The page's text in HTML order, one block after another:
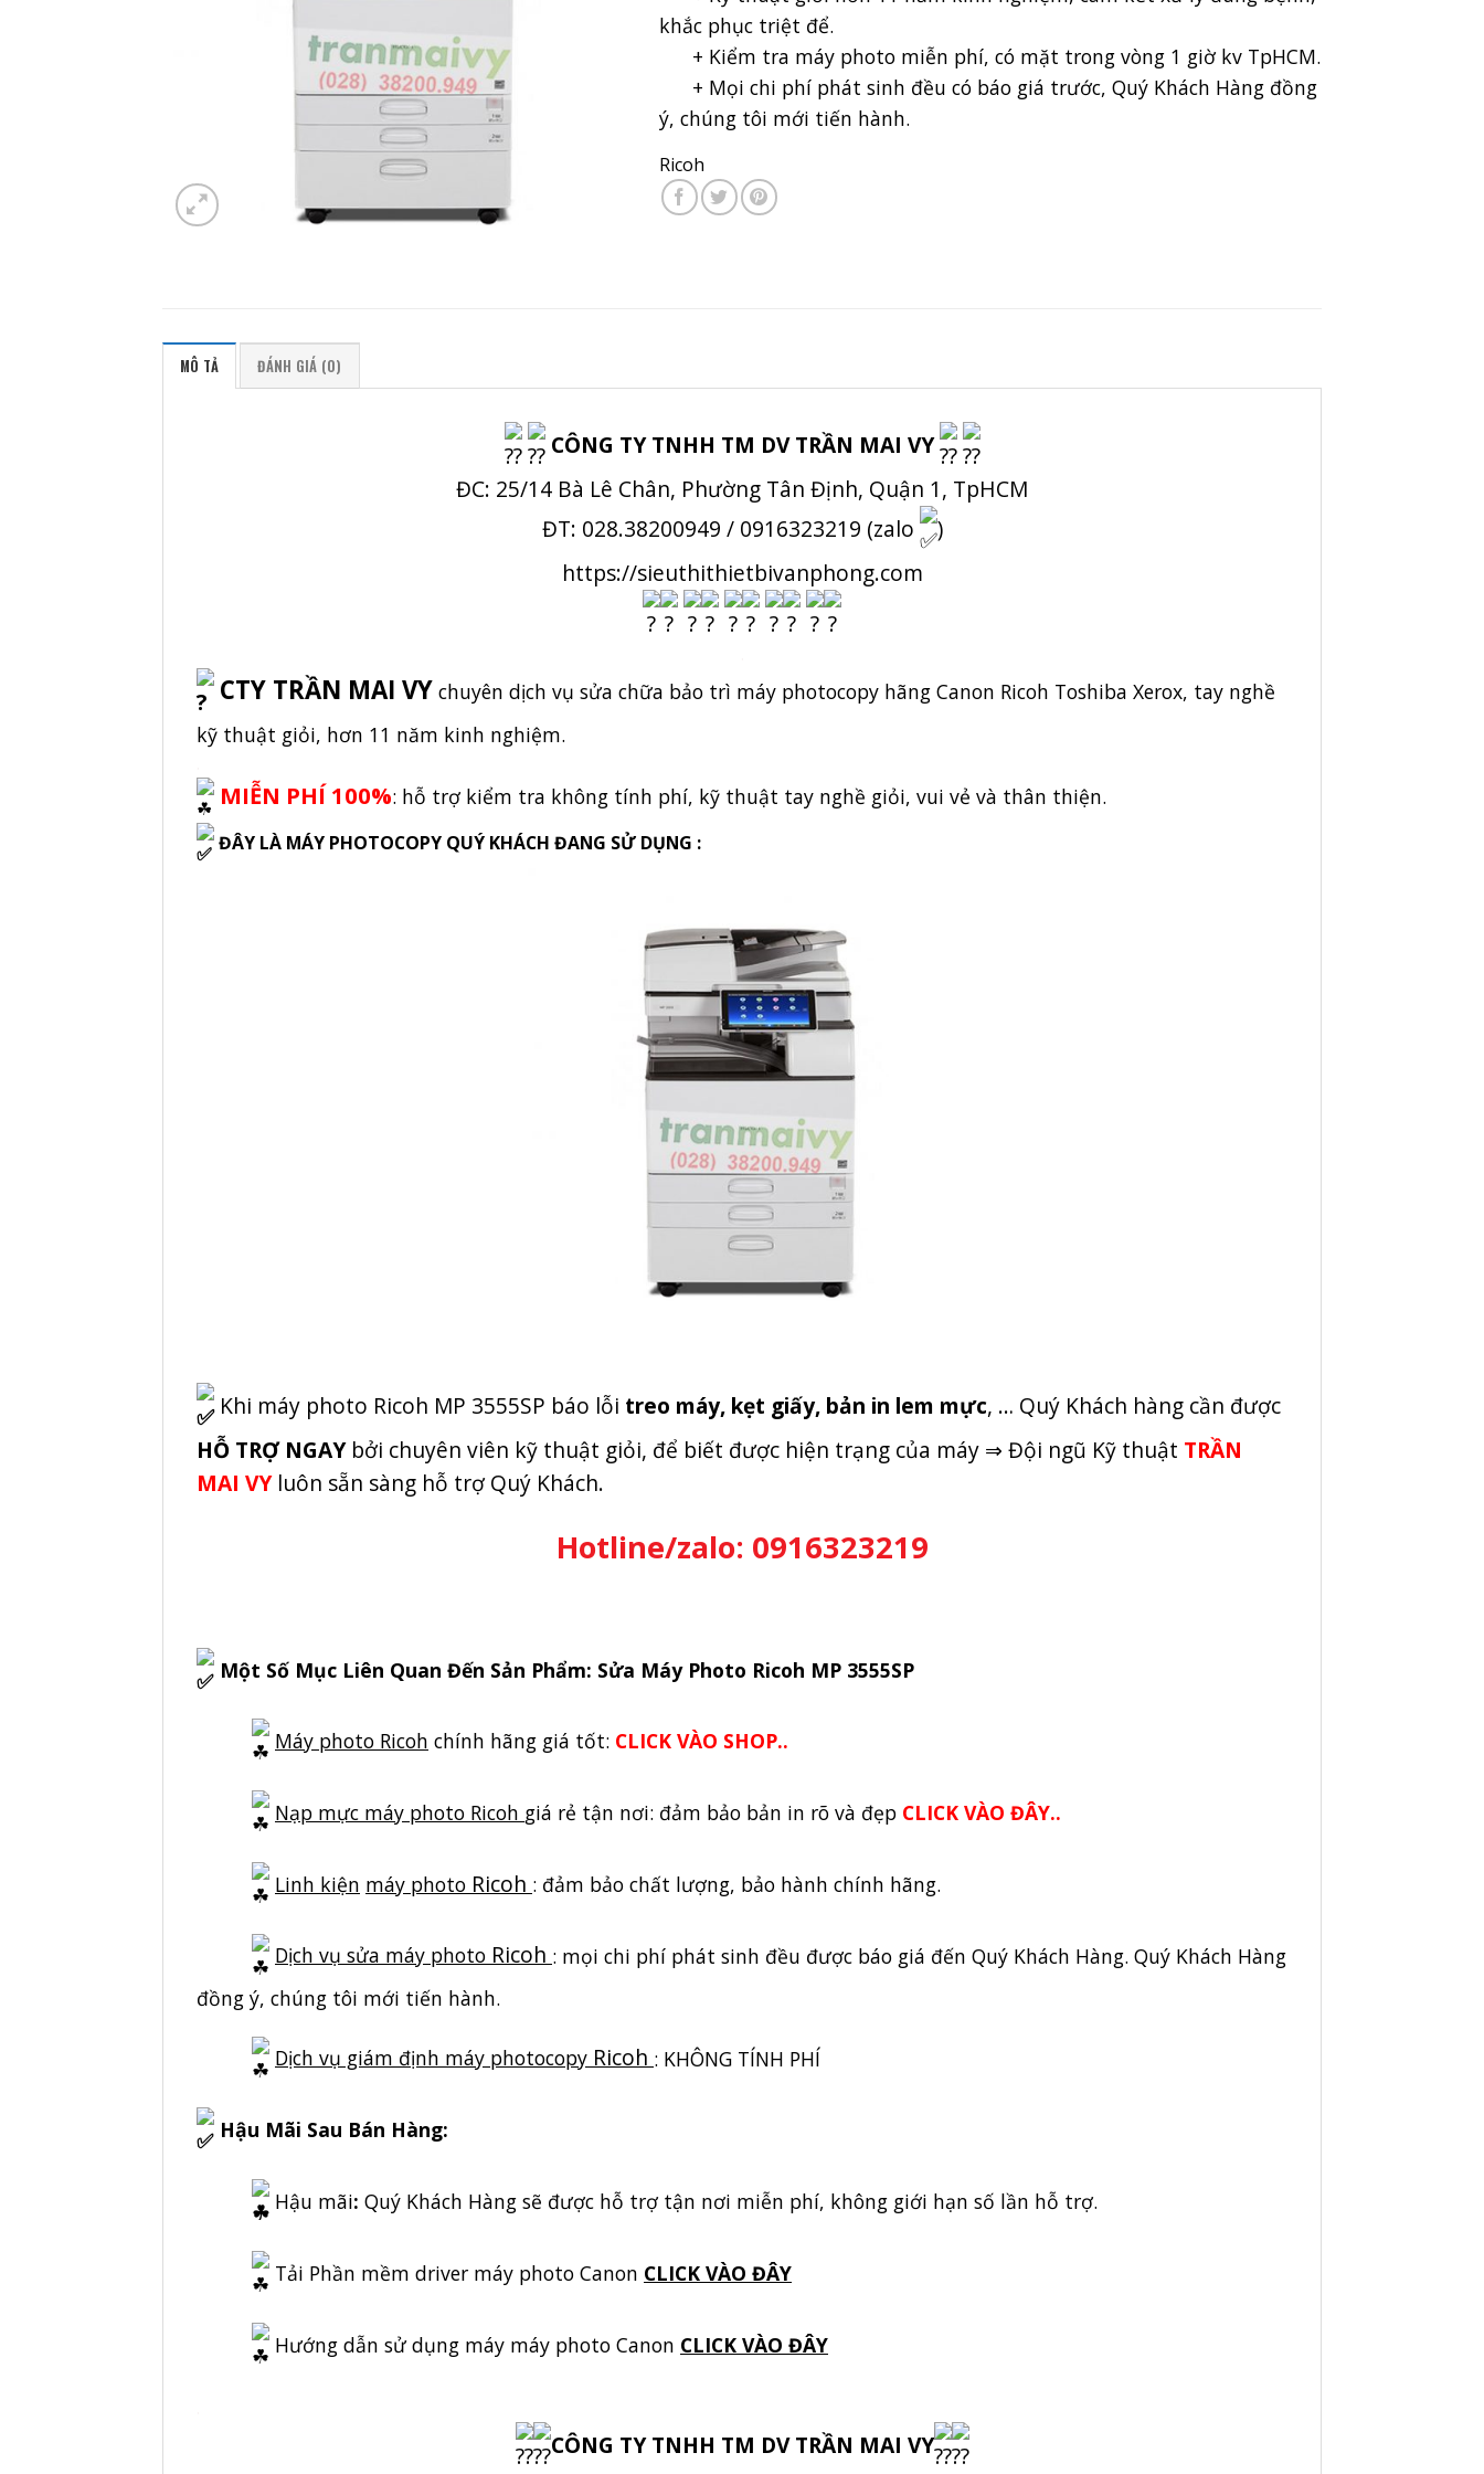
khắc phục triệt để.
+ Kiểm tra máy photo miễn phí, có mặt trong vòng 1 giờ kv TpHCM.
+ Mọi chi phí phát sinh đều có báo giá trước, Quý Khách Hàng đồng
ý, chúng tôi mới tiến hành.
Ricoh
MÔ TẢ ĐÁNH GIÁ (0)
CÔNG TY TNHH TM DV TRẦN MAI VY
ĐC: 25/14 Bà Lê Chân, Phường Tân Định, Quận 1, TpHCM
ĐT: 028.38200949 / 0916323219 (zalo
)
https://sieuthithietbivanphong.com
CTY TRẦN MAI VY chuyên dịch vụ sửa chữa bảo trì máy photocopy hãng Canon Ricoh Toshiba Xerox, tay nghề
kỹ thuật giỏi, hơn 11 năm kinh nghiệm.
MIỄN PHÍ 100%: hỗ trợ kiểm tra không tính phí, kỹ thuật tay nghề giỏi, vui vẻ và thân thiện.
ĐÂY LÀ MÁY PHOTOCOPY QUÝ KHÁCH ĐANG SỬ DỤNG :
Khi máy photo Ricoh MP 3555SP báo lỗi treo máy, kẹt giấy, bản in lem mực, … Quý Khách hàng cần được
HỖ TRỢ NGAYbởi chuyên viên kỹ thuật giỏi, để biết được hiện trạng của máy ⇒ Đội ngũ Kỹ thuật TRẦN
MAI VY luôn sẵn sàng hỗ trợ Quý Khách.
Hotline/zalo: 0916323219
Một Số Mục Liên Quan Đến Sản Phẩm: Sửa Máy Photo Ricoh MP 3555SP
Máy photo Ricoh chính hãng giá tốt: CLICK VÀO SHOP..
Nạp mực máy photo Ricoh giá rẻ tận nơi: đảm bảo bản in rõ và đẹp CLICK VÀO ĐÂY..
Linh kiện máy photo Ricoh : đảm bảo chất lượng, bảo hành chính hãng.
Dịch vụ sửa máy photo Ricoh : mọi chi phí phát sinh đều được báo giá đến Quý Khách Hàng. Quý Khách Hàng
đồng ý, chúng tôi mới tiến hành.
Dịch vụ giám định máy photocopy Ricoh : KHÔNG TÍNH PHÍ
Hậu Mãi Sau Bán Hàng:
Hậu mãi: Quý Khách Hàng sẽ được hỗ trợ tận nơi miễn phí, không giới hạn số lần hỗ trợ.
Tải Phần mềm driver máy photo Canon CLICK VÀO ĐÂY
Hướng dẫn sử dụng máy máy photo Canon CLICK VÀO ĐÂY
CÔNG TY TNHH TM DV TRẦN MAI VY